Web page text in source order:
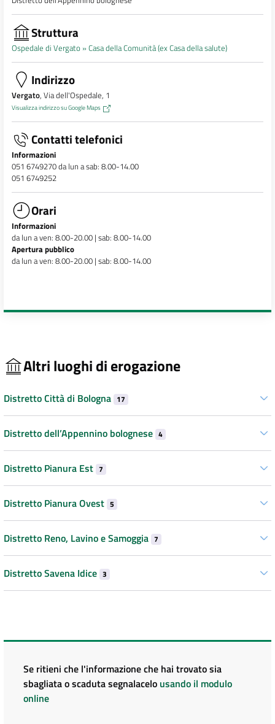
Struttura
Ospedale di Vergato »Casa della Comunità (ex Casa della salute)
Indirizzo
Vergato, Via dell'Ospedale, 1
Visualizza indirizzo su Google Maps
Contatti telefonici
Informazioni
051 6749270 da lun a sab: 8.00-14.00
051 6749252
Orari
Informazioni
da lun a ven: 8.00-20.00 | sab: 8.00-14.00
Apertura pubblico
da lun a ven: 8.00-20.00 | sab: 8.00-14.00
Altri luoghi di erogazione
Distretto Città di Bologna 17
Distretto dell’Appennino bolognese 4
Distretto Pianura Est 7
Distretto Pianura Ovest 5
Distretto Reno, Lavino e Samoggia 7
Distretto Savena Idice 3
Se ritieni che l'informazione che hai trovato sia
sbagliata o scaduta segnalacelo usando il modulo
online